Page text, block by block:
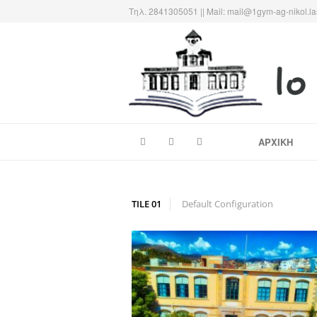
Τηλ. 2841305051 || Mail: mail@1gym-ag-
ΑΡΧΙΚΗ
TILE 01 Default Configuration